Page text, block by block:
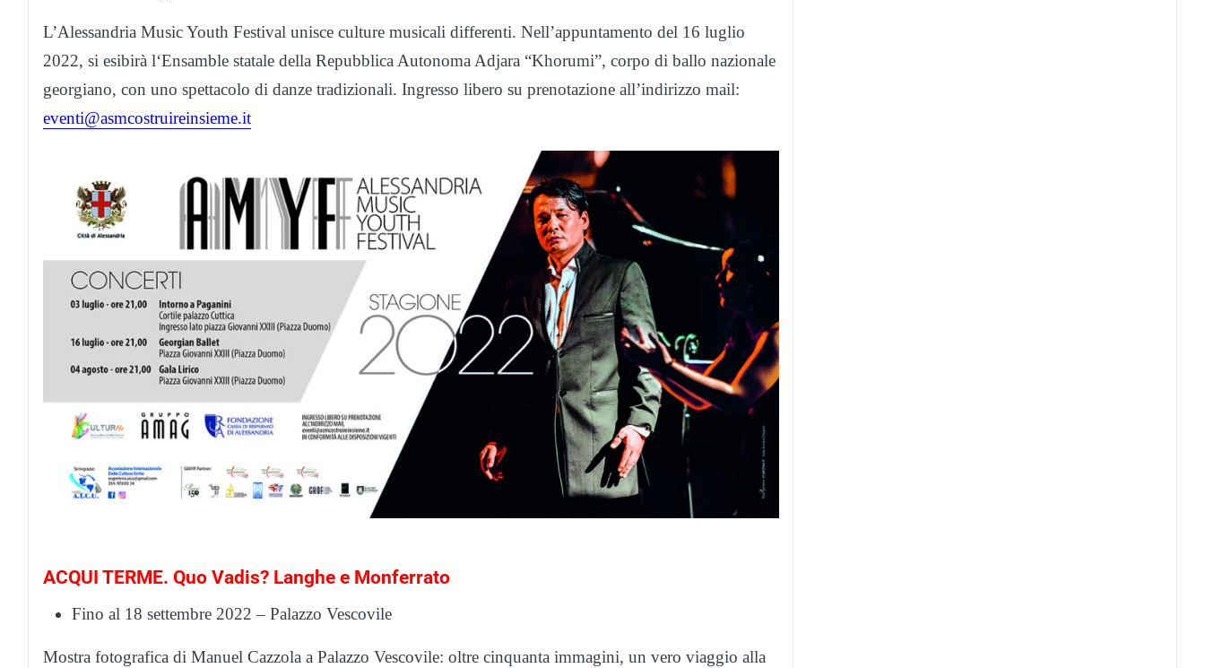
L’Alessandria Music Youth Festival unisce culture musicali differenti. Nell’appuntamento del 16 luglio
2022, si esibirà l‘Ensamble statale della Repubblica Autonoma Adjara “Khorumi”, corpo di ballo nazionale
georgiano, con uno spettacolo di danze tradizionali. Ingresso libero su prenotazione all’indirizzo mail:
eventi@asmcostruireinsieme.it
ACQUI TERME. Quo Vadis? Langhe e Monferrato
Fino al 18 settembre 2022 – Palazzo Vescovile
Mostra fotografica di Manuel Cazzola a Palazzo Vescovile: oltre cinquanta immagini, un vero viaggio alla